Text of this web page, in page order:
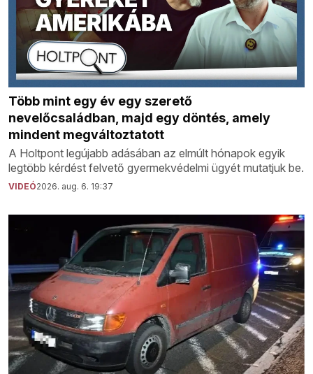
Több mint egy év egy szerető
nevelőcsaládban, majd egy döntés, amely
mindent megváltoztatott
A Holtpont legújabb adásában az elmúlt hónapok egyik
legtöbb kérdést felvető gyermekvédelmi ügyét mutatjuk be.
VIDEÓ2026. aug. 6. 19:37